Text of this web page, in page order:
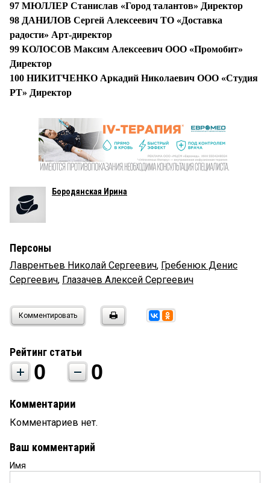
97 МЮЛЛЕР Станислав «Город талантов» Директор
98 ДАНИЛОВ Сергей Алексеевич ТО «Доставка
радости» Арт-директор
99 КОЛОСОВ Максим Алексеевич ООО «Промобит»
Директор
100 НИКИТЧЕНКО Аркадий Николаевич ООО «Студия
РТ» Директор
Бородянская Ирина
Персоны
Лаврентьев Николай Сергеевич, Гребенюк Денис
Сергеевич, Глазачев Алексей Сергеевич
Комментировать
Рейтинг статьи
0 0
Комментарии
Комментариев нет.
Ваш комментарий
Имя